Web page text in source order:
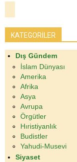
KATEGORİLER
Dış Gündem
İslam Dünyası
Amerika
Afrika
Asya
Avrupa
Örgütler
Hıristiyanlık
Budistler
Yahudi-Musevi
Siyaset